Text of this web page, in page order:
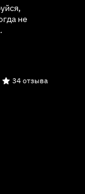
не
34 отзыва